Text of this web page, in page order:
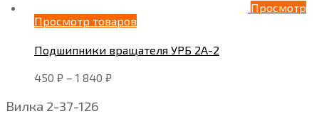
Просмотр
Просмотр товаров
Подшипники вращателя УРБ 2А-2
450 ₽ – 1 840 ₽
Вилка 2-37-126